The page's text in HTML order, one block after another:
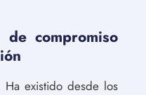
compromiso
Ha existido desde los